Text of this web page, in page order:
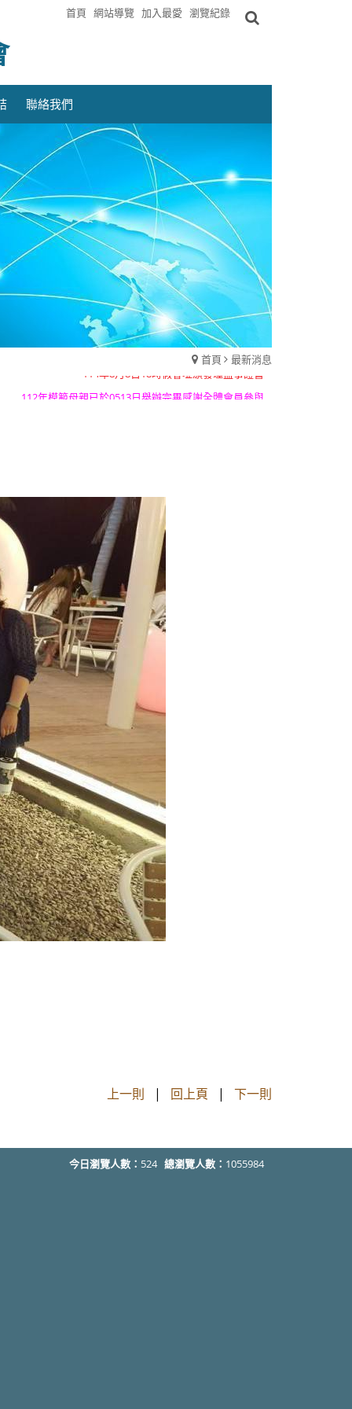
首頁 網站導覽 加入最愛 瀏覽紀錄
聯絡我們
首頁 最新消息
114年8月8日18時假會址頒發理監事證書
上一則 | 回上頁 | 下一則
今日瀏覽人數： 524 總瀏覽人數： 1055984